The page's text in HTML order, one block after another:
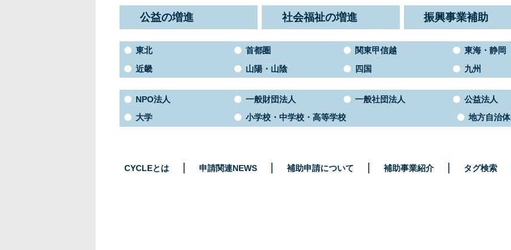
公益の増進 社会福祉の増進 振興事業補助
東北 首都圏 関東甲信越 東海・静岡
近畿
山陽・山陰 四国 九州
NPO法人 一般財団法人 一般社団法人 公益法人
大学
小学校・中学校・高等学校 地方自治体
CYCLEとは 申請関連NEWS 補助申請について 補助事業紹介 タグ検索